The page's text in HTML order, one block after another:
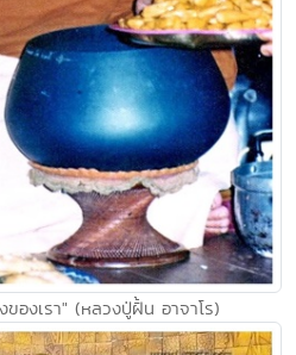
องเรา" (หลวงปู่ฝั้น อาจาโร)